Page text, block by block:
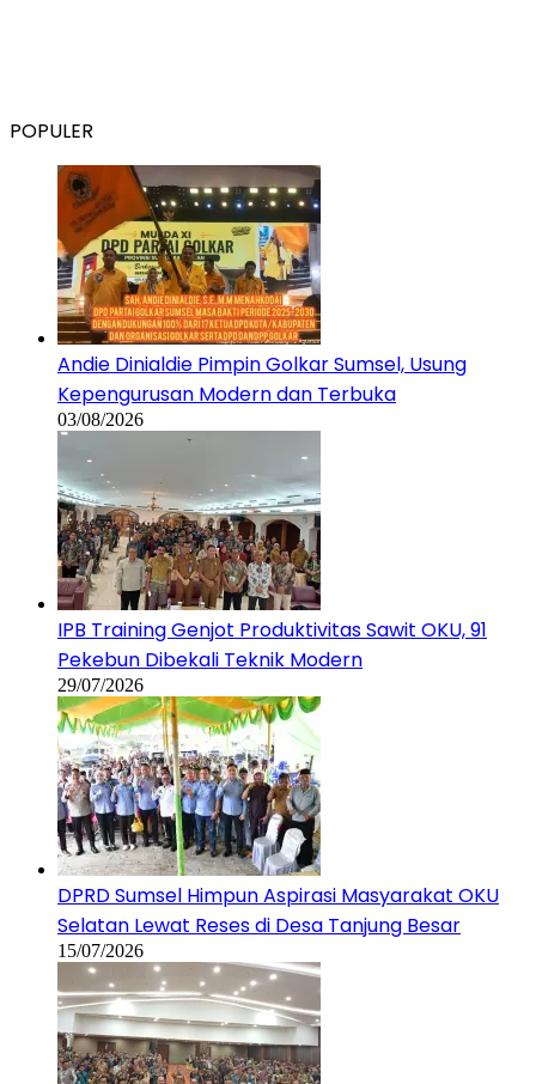
POPULER
Andie Dinialdie Pimpin Golkar Sumsel, Usung
Kepengurusan Modern dan Terbuka
03/08/2026
IPB Training Genjot Produktivitas Sawit OKU, 91
Pekebun Dibekali Teknik Modern
29/07/2026
DPRD Sumsel Himpun Aspirasi Masyarakat OKU
Selatan Lewat Reses di Desa Tanjung Besar
15/07/2026